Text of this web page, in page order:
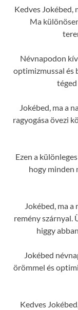
Kedves Jokébed,
Ma
Névnapodon
optimizmussal és
Jokébed, ma a
ragyogása övezi
Ezen a
hogy minden
Jokébed, ma a
remény szárnyal.
higgy
Jokébed
örömmel és
Kedves